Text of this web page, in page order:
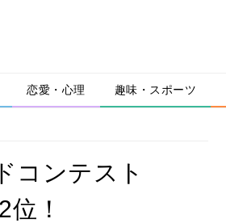
恋愛・心理 趣味・スポーツ
コンテスト
！